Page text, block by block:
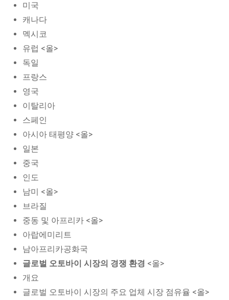
미국
캐나다
멕시코
유럽 <올>
독일
프랑스
영국
이탈리아
스페인
아시아 태평양 <올>
일본
중국
인도
남미 <올>
브라질
중동 및 아프리카 <올>
아랍에미리트
남아프리카공화국
글로벌 오토바이 시장의 경쟁 환경 <올>
개요
글로벌 오토바이 시장의 주요 업체 시장 점유율 <올>